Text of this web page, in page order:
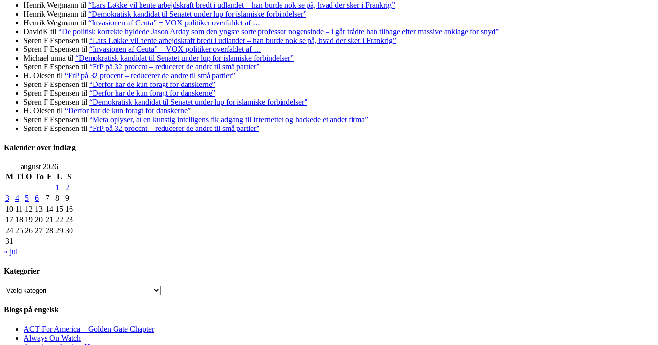
Henrik Wegmann til “Lars Løkke vil hente arbejdskraft bredt i udlandet – han burde nok se på, hvad der sker i Frankrig”
Henrik Wegmann til “Demokratisk kandidat til Senatet under lup for islamiske forbindelser”
Henrik Wegmann til “Invasionen af Ceuta” + VOX politiker overfaldet af …
DavidK til “De politisk korrekte hyldede Jason Arday som den yngste sorte professor nogensinde – i går trådte han tilbage efter massive anklage for snyd”
Søren F Espensen til “Lars Løkke vil hente arbejdskraft bredt i udlandet – han burde nok se på, hvad der sker i Frankrig”
Søren F Espensen til “Invasionen af Ceuta” + VOX politiker overfaldet af …
Michael unna til “Demokratisk kandidat til Senatet under lup for islamiske forbindelser”
Søren F Espensen til “FrP på 32 procent – reducerer de andre til små partier”
H. Olesen til “FrP på 32 procent – reducerer de andre til små partier”
Søren F Espensen til “Derfor har de kun foragt for danskerne”
Søren F Espensen til “Derfor har de kun foragt for danskerne”
Søren F Espensen til “Demokratisk kandidat til Senatet under lup for islamiske forbindelser”
H. Olesen til “Derfor har de kun foragt for danskerne”
Søren F Espensen til “Meta oplyser, at en kunstig intelligens fik adgang til internettet og hackede et andet firma”
Søren F Espensen til “FrP på 32 procent – reducerer de andre til små partier”
Kalender over indlæg
august 2026
M Ti O To F L
S
1
2
3
4 5 6 7 8
9
10 11 12 13 14 15 16
17 18 19 20 21 22 23
24 25 26 27 28 29 30
31
« jul
Kategorier
Kategorier
Blogs på engelsk
ACT For America – Golden Gate Chapter
Always On Watch